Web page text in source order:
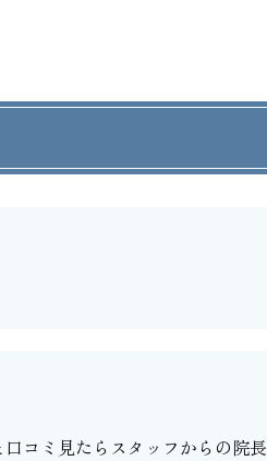
コミ見たらスタッフからの院長